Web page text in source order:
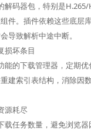
解码器包，特别是H.265/
件。插件依赖这些底层
导致解析中途中断。
损坏条目
能的下载管理器，定期
建索引表结构，消除因
源耗尽
载任务数量，避免浏览器